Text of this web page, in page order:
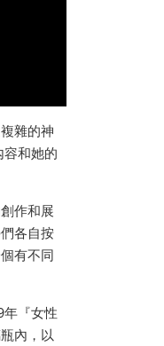
雜的神
和她的
作和展
各自按
有不同
年『女性
內，以